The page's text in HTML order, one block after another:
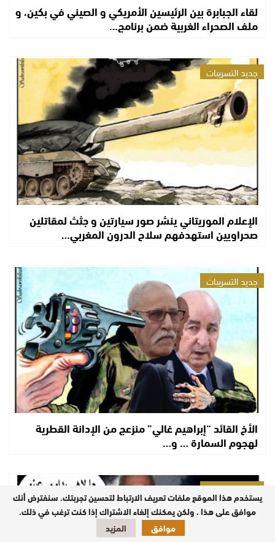
لقاء الجبابرة بين الرئيسين الأمريكي و الصيني في بكين، و
ملف الصحراء الغربية ضمن برنامج…
جديد التسريبات
الإعلام الموريتاني ينشر صور سيارتين و جثث لمقاتلين
صحراويين استهدفهم سلاح الدرون المغربي…
جديد التسريبات
الأخ القائد “إبراهيم غالي” منزعج من الإدانة القطرية
لهجوم السمارة … و…
جديد التسريبات
يستخدم هذا الموقع ملفات تعريف الارتباط لتحسين تجربتك. سنفترض أنك
موافق على هذا ، ولكن يمكنك إلغاء الاشتراك إذا كنت ترغب في ذلك.
موافق
المزيد